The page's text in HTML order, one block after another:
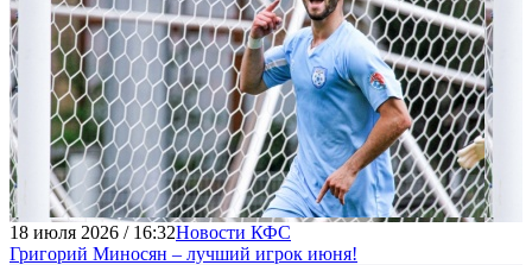
18 июля 2026 / 16:32Новости КФС
Григорий Миносян – лучший игрок июня!